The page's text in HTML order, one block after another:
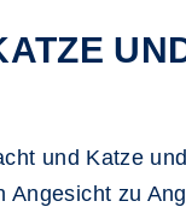
und Katze
Angesicht zu